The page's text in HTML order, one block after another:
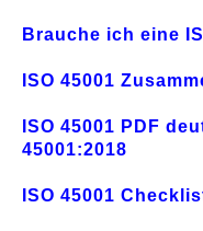
Brauche ich eine
ISO 45001
ISO 45001 PDF
45001:2018
ISO 45001